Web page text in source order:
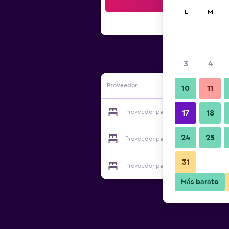
Proveedor
Proveedor para Dewy Cottage
Proveedor para Dewy Cottage
Proveedor para Dewy Cottage
L M
3 4
10 11
17 18
24 25
31
Más barato